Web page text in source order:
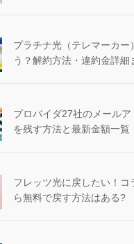
プラチナ光（テレマーカー
う？解約方法・違約金詳細
プロバイダ27社のメールア
を残す方法と最新金額一覧
フレッツ光に戻したい！コ
ら無料で戻す方法はある?